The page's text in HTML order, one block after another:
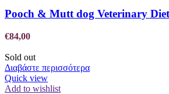
Pooch & Mutt dog Veterinary
€84,00
Sold out
Διαβάστε περισσότερα
Quick view
Add to wishlist